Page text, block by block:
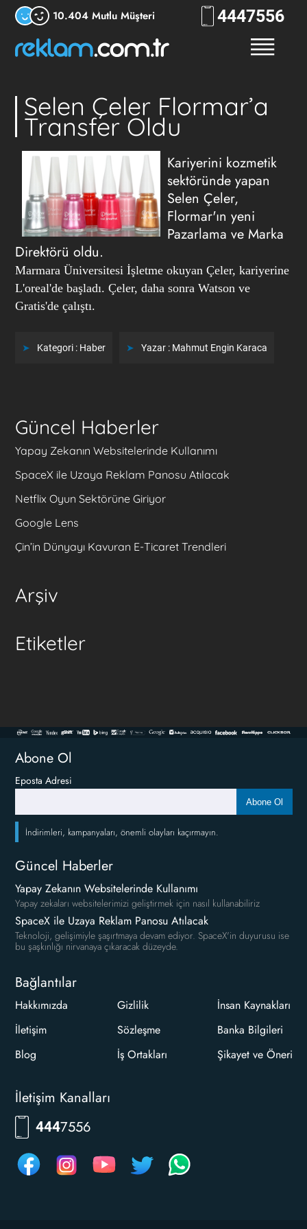
10.404 Mutlu Müşteri 4447556
Selen Çeler Flormar’a
Transfer Oldu
Kariyerini kozmetik
sektöründe yapan
Selen Çeler,
Flormar'ın yeni
Pazarlama ve Marka
Direktörü oldu.
Marmara Üniversitesi İşletme okuyan Çeler, kariyerine
L'oreal'de başladı. Çeler, daha sonra Watson ve
Gratis'de çalıştı.
Kategori : Haber Yazar : Mahmut Engin Karaca
Güncel Haberler
Yapay Zekanın Websitelerinde Kullanımı
SpaceX ile Uzaya Reklam Panosu Atılacak
Netflix Oyun Sektörüne Giriyor
Google Lens
Çin’in Dünyayı Kavuran E-Ticaret Trendleri
Arşiv
Etiketler
Abone Ol
Eposta Adresi
Abone Ol
İndirimleri, kampanyaları, önemli olayları kaçırmayın.
Güncel Haberler
Yapay Zekanın Websitelerinde Kullanımı
Yapay zekaları websitelerimizi geliştirmek için nasıl kullanabiliriz
SpaceX ile Uzaya Reklam Panosu Atılacak
Teknoloji, gelişimiyle şaşırtmaya devam ediyor. SpaceX'in duyurusu ise
bu şaşkınlığı nirvanaya çıkaracak düzeyde.
Bağlantılar
Hakkımızda
İletişim
Blog
Gizlilik
Sözleşme
İş Ortakları
İnsan Kaynakları
Banka Bilgileri
Şikayet ve Öneri
İletişim Kanalları
4447556